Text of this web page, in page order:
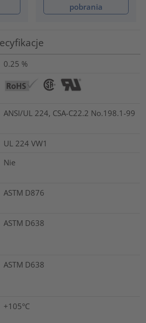
pobrania
0.25 %
ANSI/UL 224, CSA-C22.2 No.198.1-99
UL 224 VW1
Nie
ASTM D876
ASTM D638
ASTM D638
+105°C